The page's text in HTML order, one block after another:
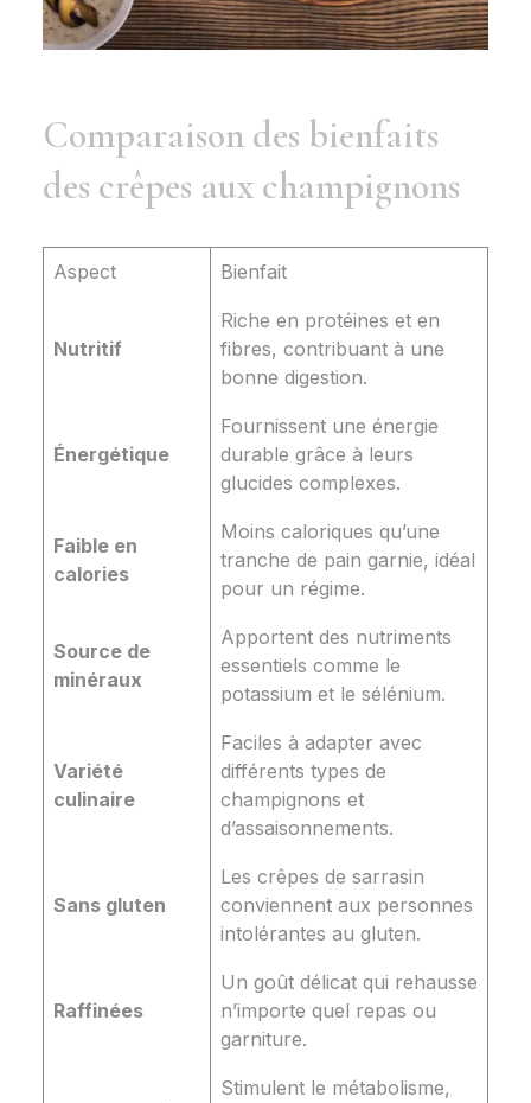
Comparaison des bienfaits
des crêpes aux champignons
Aspect Bienfait
Nutritif
Riche en protéines et en
fibres, contribuant à une
bonne digestion.
Énergétique
Fournissent une énergie
durable grâce à leurs
glucides complexes.
Faible en
calories
Moins caloriques qu’une
tranche de pain garnie, idéal
pour un régime.
Source de
minéraux
Apportent des nutriments
essentiels comme le
potassium et le sélénium.
Variété
culinaire
Faciles à adapter avec
différents types de
champignons et
d’assaisonnements.
Sans gluten
Les crêpes de sarrasin
conviennent aux personnes
intolérantes au gluten.
Raffinées
Un goût délicat qui rehausse
n’importe quel repas ou
garniture.
Stimulent le métabolisme,